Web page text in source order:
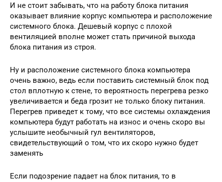
И не стоит забывать, что на работу блока питания
оказывает влияние корпус компьютера и расположение
системного блока. Дешевый корпус с плохой
вентиляцией вполне может стать причиной выхода
блока питания из строя.
Ну и расположение системного блока компьютера
очень важно, ведь если поставить системный блок под
стол вплотную к стене, то вероятность перегрева резко
увеличивается и беда грозит не только блоку питания.
Перегрев приведет к тому, что все системы охлаждения
компьютера будут работать на износ и очень скоро вы
услышите необычный гул вентиляторов,
свидетельствующий о том, что их скоро нужно будет
заменять
Если подозрение падает на блок питания, то в